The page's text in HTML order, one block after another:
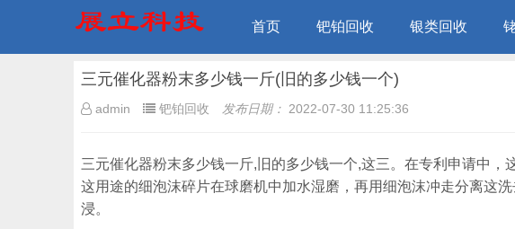
首页 钯铂回收 银类回收
三元催化器粉末多少钱一斤(旧的多少钱一个)
admin 钯铂回收 发布日期： 2022-07-30 11:25:36
三元催化器粉末多少钱一斤,旧的多少钱一个,这三。在专利申请中，
这用途的细泡沫碎片在球磨机中加水湿磨，再用细泡沫冲走分离这
浸。